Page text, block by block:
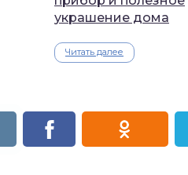
украшение дома
Читать далее